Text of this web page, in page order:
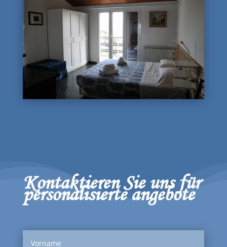
Kontaktieren Sie uns für
personalisierte angebote